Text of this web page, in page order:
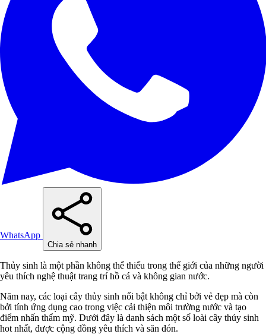
WhatsApp
Chia sẻ nhanh
Thủy sinh là một phần không thể thiếu trong thế giới của những người
yêu thích nghệ thuật trang trí hồ cá và không gian nước.
Năm nay, các loại cây thủy sinh nổi bật không chỉ bởi vẻ đẹp mà còn
bởi tính ứng dụng cao trong việc cải thiện môi trường nước và tạo
điểm nhấn thẩm mỹ. Dưới đây là danh sách một số loài cây thủy sinh
hot nhất, được cộng đồng yêu thích và săn đón.